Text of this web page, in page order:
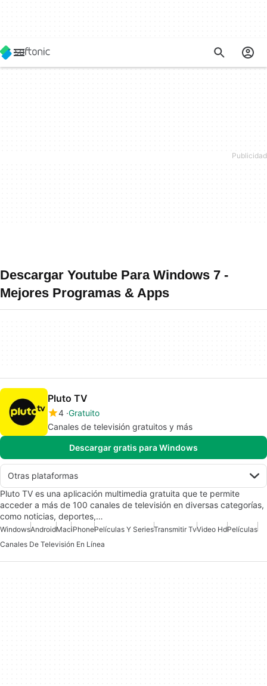
Descargar Youtube Para Windows 7 -
Mejores Programas & Apps
Pluto TV
4 Gratuito
Canales de televisión gratuitos y más
Descargar gratis para Windows
Otras plataformas
Pluto TV es una aplicación multimedia gratuita que te permite
acceder a más de 100 canales de televisión en diversas categorías,
como noticias, deportes,…
WindowsAndroidMaciPhonePelículas Y SeriesTransmitir TvVideo HdPelículas
Canales De Televisión En Línea